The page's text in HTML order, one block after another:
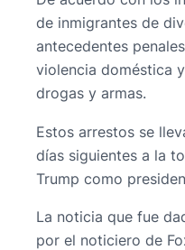
de inmigrantes de
antecedentes
violencia doméstica
drogas y armas.
Estos arrestos se
días siguientes a la
Trump como
La noticia que fue
por el noticiero de